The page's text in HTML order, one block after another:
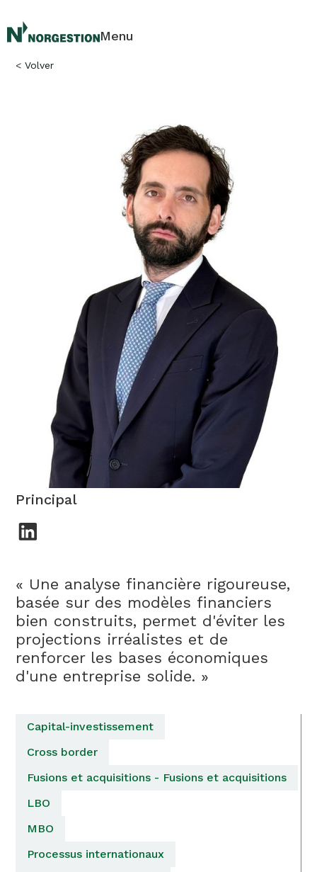
Menu
< Volver
Alvaro Prieto
Principal
« Une analyse financière rigoureuse,
basée sur des modèles financiers
bien construits, permet d'éviter les
projections irréalistes et de
renforcer les bases économiques
d'une entreprise solide. »
Capital-investissement
Cross border
Fusions et acquisitions - Fusions et acquisitions
LBO
MBO
Processus internationaux